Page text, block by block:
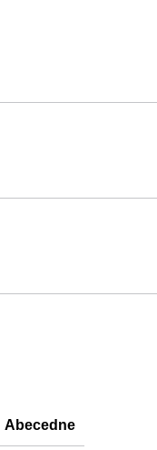
Abecedne